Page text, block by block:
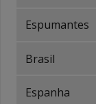
Espumantes
Brasil
Espanha